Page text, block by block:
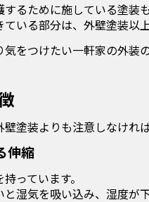
るために施している塗装
いる部分は、外壁塗装以
をつけたい一軒家の外装
塗装よりも注意しなけれ
伸縮
っています。
湿気を吸い込み、湿度が